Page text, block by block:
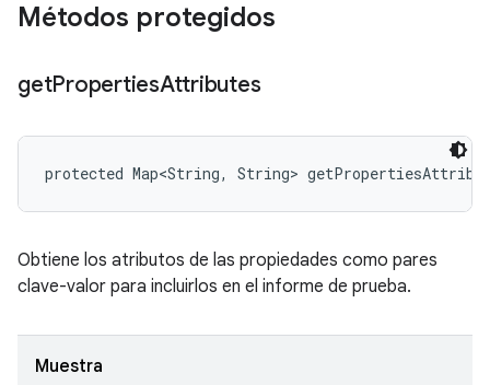
Métodos protegidos
getPropertiesAttributes
protected Map<String, String>
Obtiene los atributos de las propiedades como pares
clave-valor para incluirlos en el informe de prueba.
Muestra